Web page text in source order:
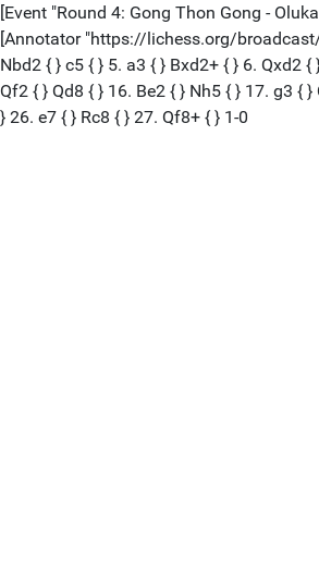
[Event "Round 4: Gong Thon Gong -
[Annotator "https://lichess.org/
Nbd2 { } c5 { } 5. a3 { } Bxd2+ { } 6. Qxd2
Qf2 { } Qd8 { } 16. Be2 { } Nh5 { } 17. g3 {
} 26. e7 { } Rc8 { } 27. Qf8+ { } 1-0